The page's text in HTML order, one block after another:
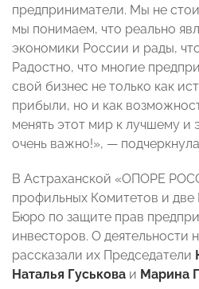
предприниматели. Мы не
мы понимаем, что реально
экономики России и рады,
Радостно, что многие
свой бизнес не только как
прибыли, но и как
менять этот мир к лучшему и
очень важно!», —
В Астраханской «ОПОРЕ
профильных Комитетов и
Бюро по защите прав
инвесторов. О деятельности
рассказали их Председатели
Наталья Гуськова и Марина